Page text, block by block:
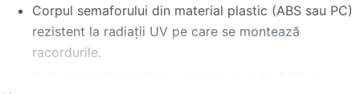
Corpul semaforului din material plastic (ABS sau PC)
rezistent la radiaţii UV pe care se montează
racordurile.